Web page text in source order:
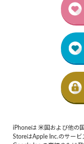
iPhoneは 米国および他の
StoreはApple Inc.のサービ